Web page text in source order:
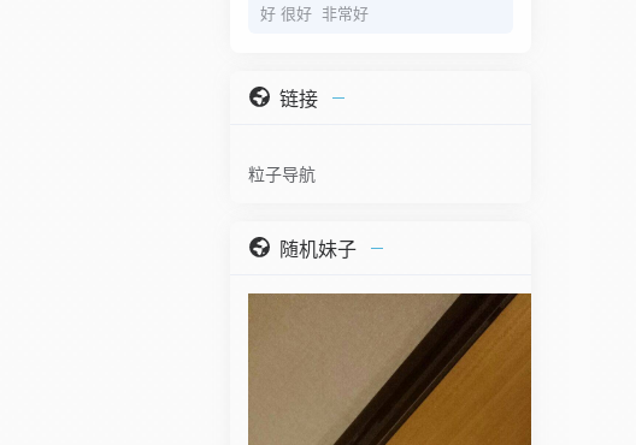
好 很好 非常好
链接
粒子导航
随机妹子